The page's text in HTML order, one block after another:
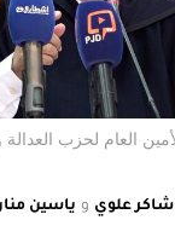
العام لحزب العدالة
علوي و ياسين